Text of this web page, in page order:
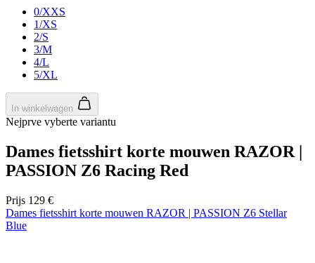
0/XXS
1/XS
2/S
3/M
4/L
5/XL
In winkelwagen
Nejprve vyberte variantu
Dames fietsshirt korte mouwen RAZOR |
PASSION Z6 Racing Red
Prijs 129 €
Dames fietsshirt korte mouwen RAZOR | PASSION Z6 Stellar
Blue